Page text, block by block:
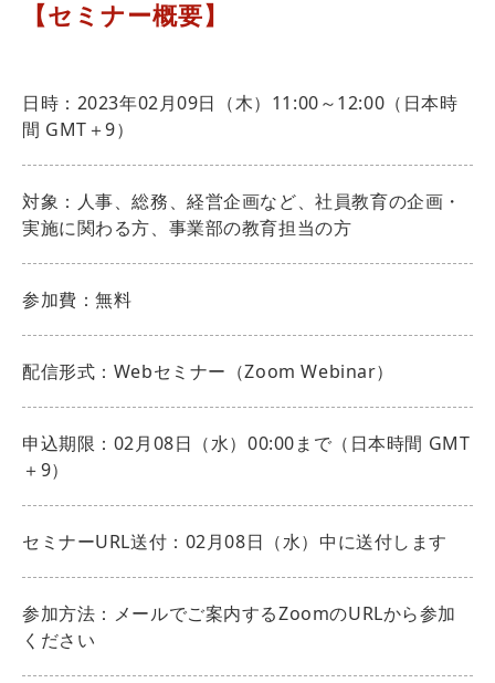
【セミナー概要】
日時：2023年02月09日（木）11:00～12:00（日本時
間 GMT＋9）
対象：人事、総務、経営企画など、社員教育の企画・
実施に関わる方、事業部の教育担当の方
参加費：無料
配信形式：Webセミナー（Zoom Webinar）
申込期限：02月08日（水）00:00まで（日本時間 GMT
＋9）
セミナーURL送付：02月08日（水）中に送付します
参加方法：メールでご案内するZoomのURLから参加
ください